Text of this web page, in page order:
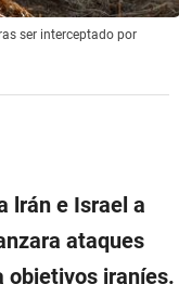
ser interceptado por
lrán e Israel a
ataques
objetivos iraníes.